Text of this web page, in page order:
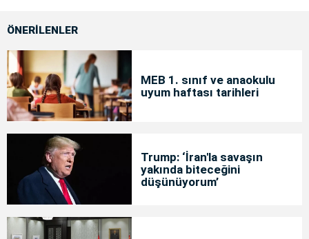
ÖNERİLENLER
MEB 1. sınıf ve anaokulu
uyum haftası tarihleri
Trump: ‘İran'la savaşın
yakında biteceğini
düşünüyorum’